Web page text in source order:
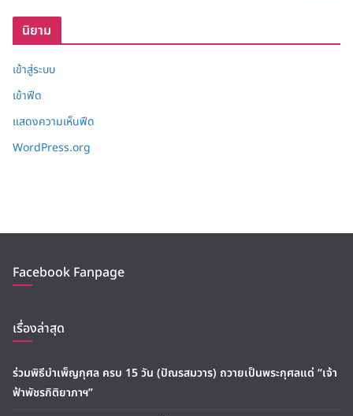
นิยาม
เข้าสู่ระบบ
เข้าฟีด
แสดงความเห็นฟีด
WordPress.org
Facebook Fanpage
เรื่องล่าสุด
ร่วมพิธีบำเพ็ญกุศล ครบ 15 วัน (ปัณรสมวาร) ถวายเป็นพระกุศลแด่ “เจ้า
ฟ้าพัชรกิติยาภาฯ”